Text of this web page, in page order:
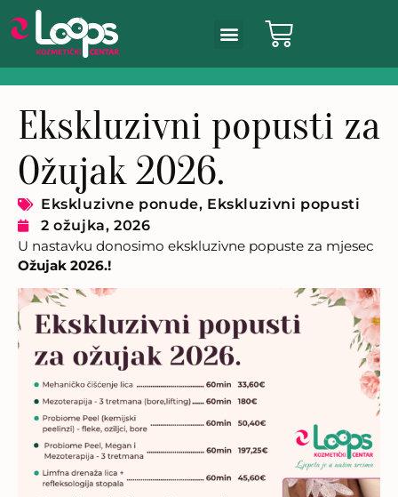
Ekskluzivni popusti za
Ožujak 2026.
Ekskluzivne ponude, Ekskluzivni popusti
2 ožujka, 2026
U nastavku donosimo ekskluzivne popuste za mjesec
Ožujak 2026.!